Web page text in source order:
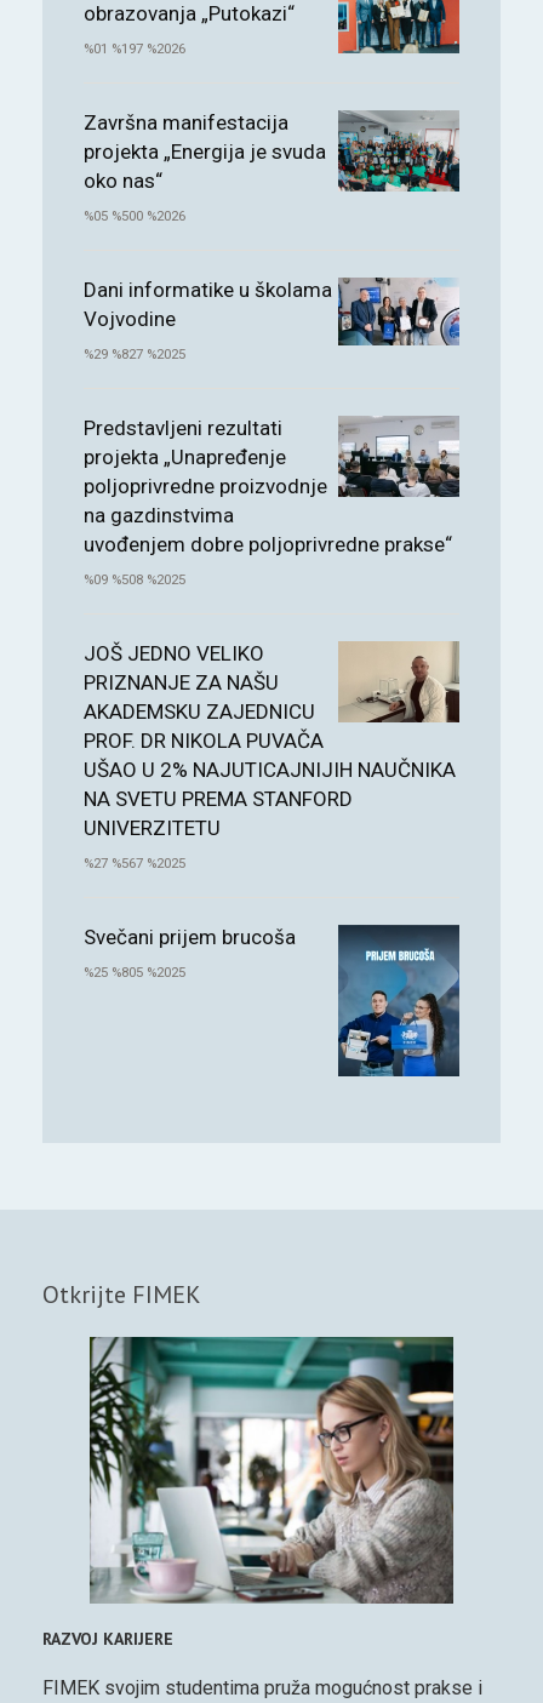
obrazovanja „Putokazi“
%01 %197 %2026
Završna manifestacija
projekta „Energija je svuda
oko nas“
%05 %500 %2026
Dani informatike u školama
Vojvodine
%29 %827 %2025
Predstavljeni rezultati
projekta „Unapređenje
poljoprivredne proizvodnje
na gazdinstvima
uvođenjem dobre poljoprivredne prakse“
%09 %508 %2025
JOŠ JEDNO VELIKO
PRIZNANJE ZA NAŠU
AKADEMSKU ZAJEDNICU
PROF. DR NIKOLA PUVAČA
UŠAO U 2% NAJUTICAJNIJIH NAUČNIKA
NA SVETU PREMA STANFORD
UNIVERZITETU
%27 %567 %2025
Svečani prijem brucoša
%25 %805 %2025
Otkrijte FIMEK
RAZVOJ KARIJERE
FIMEK svojim studentima pruža mogućnost prakse i